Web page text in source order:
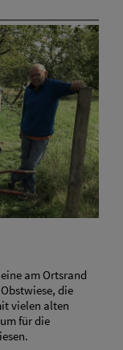
am Ortsrand
die
vielen alten
für die